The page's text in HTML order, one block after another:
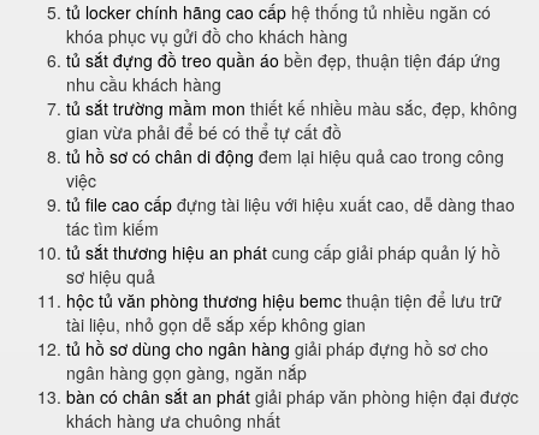
tủ locker chính hãng cao cấp hệ thống tủ nhiều ngăn có
khóa phục vụ gửi đồ cho khách hàng
tủ sắt đựng đồ treo quần áo bền đẹp, thuận tiện đáp ứng
nhu cầu khách hàng
tủ sắt trường mầm mon thiết kế nhiều màu sắc, đẹp, không
gian vừa phải để bé có thể tự cất đồ
tủ hồ sơ có chân di động đem lại hiệu quả cao trong công
việc
tủ file cao cấp đựng tài liệu với hiệu xuất cao, dễ dàng thao
tác tìm kiếm
tủ sắt thương hiệu an phát cung cấp giải pháp quản lý hồ
sơ hiệu quả
hộc tủ văn phòng thương hiệu bemc thuận tiện để lưu trữ
tài liệu, nhỏ gọn dễ sắp xếp không gian
tủ hồ sơ dùng cho ngân hàng giải pháp đựng hồ sơ cho
ngân hàng gọn gàng, ngăn nắp
bàn có chân sắt an phát giải pháp văn phòng hiện đại được
khách hàng ưa chuông nhất